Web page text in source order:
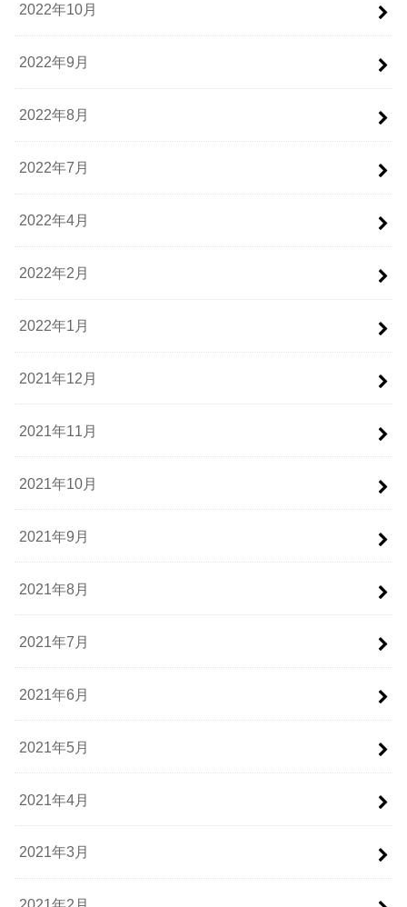
2022年10月
2022年9月
2022年8月
2022年7月
2022年4月
2022年2月
2022年1月
2021年12月
2021年11月
2021年10月
2021年9月
2021年8月
2021年7月
2021年6月
2021年5月
2021年4月
2021年3月